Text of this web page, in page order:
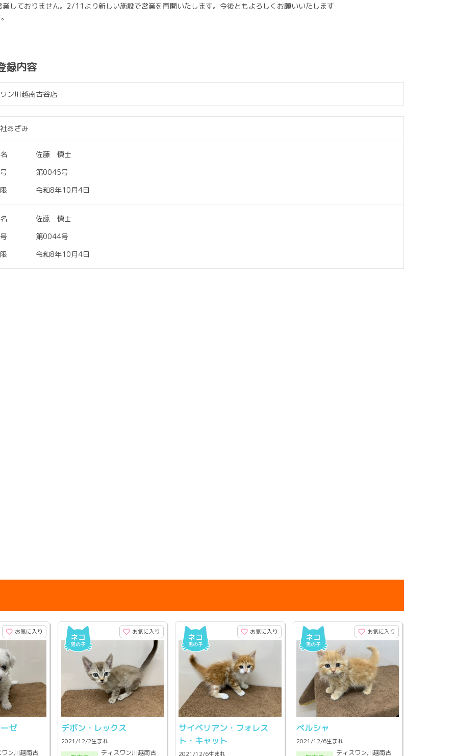
しておりません。2/11より新しい施設で営業を再開いたします。今後ともよろしくお願いいたします
録内容
ン川越南古谷店
あざみ
佐藤 慎士
第0045号
令和8年10月4日
佐藤 慎士
第0044号
令和8年10月4日
お気に入り
ゼ
ワン川越南古
お気に入り
デボン・レックス
2021/12/2生まれ
ディスワン川越南古
お気に入り
サイベリアン・フォレス
ト・キャット
2021/12/6生まれ
お気に入り
ペルシャ
2021/12/6生まれ
ディスワン川越南古